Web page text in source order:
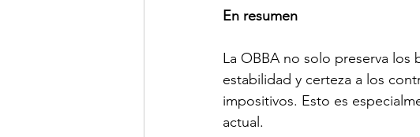
En resumen
La OBBA no solo preserva los
estabilidad y certeza a los
impositivos. Esto es
actual.